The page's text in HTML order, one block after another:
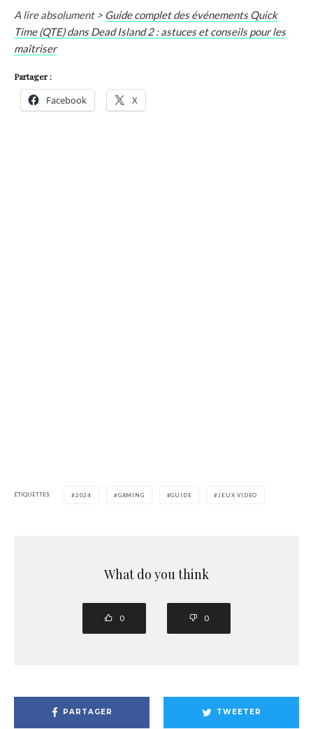
A lire absolument > Guide complet des événements Quick
Time (QTE) dans Dead Island 2 : astuces et conseils pour les
maîtriser
Partager :
Facebook X
ÉTIQUETTES 2024 GAMING GUIDE JEUX VIDEO
What do you think
0 0
PARTAGER TWEETER